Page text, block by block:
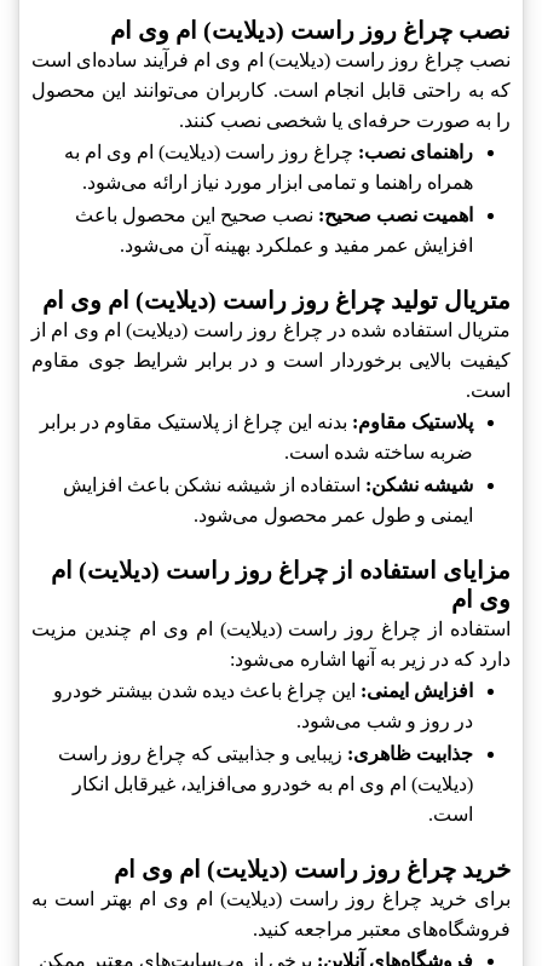
نصب چراغ روز راست (دیلایت) ام وی ام
نصب چراغ روز راست (دیلایت) ام وی ام فرآیند ساده‌ای است
که به راحتی قابل انجام است. کاربران می‌توانند این محصول
را به صورت حرفه‌ای یا شخصی نصب کنند.
راهنمای نصب: چراغ روز راست (دیلایت) ام وی ام به
همراه راهنما و تمامی ابزار مورد نیاز ارائه می‌شود.
اهمیت نصب صحیح: نصب صحیح این محصول باعث
افزایش عمر مفید و عملکرد بهینه آن می‌شود.
متریال تولید چراغ روز راست (دیلایت) ام وی ام
متریال استفاده شده در چراغ روز راست (دیلایت) ام وی ام از
کیفیت بالایی برخوردار است و در برابر شرایط جوی مقاوم
است.
پلاستیک مقاوم: بدنه این چراغ از پلاستیک مقاوم در برابر
ضربه ساخته شده است.
شیشه نشکن: استفاده از شیشه نشکن باعث افزایش
ایمنی و طول عمر محصول می‌شود.
مزایای استفاده از چراغ روز راست (دیلایت) ام
وی ام
استفاده از چراغ روز راست (دیلایت) ام وی ام چندین مزیت
دارد که در زیر به آنها اشاره می‌شود:
افزایش ایمنی: این چراغ باعث دیده شدن بیشتر خودرو
در روز و شب می‌شود.
جذابیت ظاهری: زیبایی و جذابیتی که چراغ روز راست
(دیلایت) ام وی ام به خودرو می‌افزاید، غیرقابل انکار
است.
خرید چراغ روز راست (دیلایت) ام وی ام
برای خرید چراغ روز راست (دیلایت) ام وی ام بهتر است به
فروشگاه‌های معتبر مراجعه کنید.
فروشگاه‌های آنلاین: برخی از وب‌سایت‌های معتبر ممکن